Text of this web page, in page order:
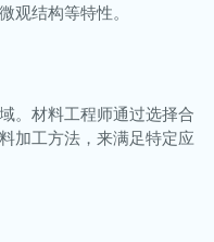
观结构等特性。
。材料工程师通过选择合
加工方法，来满足特定应